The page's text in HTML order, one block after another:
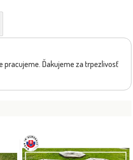
pracujeme. Ďakujeme za trpezlivosť